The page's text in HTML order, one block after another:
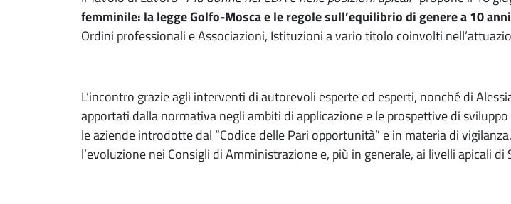
femminile: la legge Golfo-Mosca e le regole sull’equilibrio di genere a 10
Ordini professionali e Associazioni, Istituzioni a vario titolo coinvolti
L’incontro grazie agli interventi di autorevoli esperte ed esperti, nonché di
apportati dalla normativa negli ambiti di applicazione e le prospettive di
le aziende introdotte dal “Codice delle Pari opportunità” e in materia di
l’evoluzione nei Consigli di Amministrazione e, più in generale, ai livelli apicali